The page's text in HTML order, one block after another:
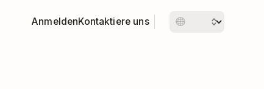
AnmeldenKontaktiere uns